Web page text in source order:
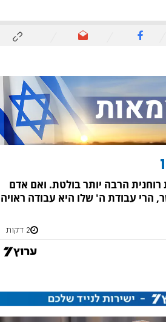
הרבה יותר בולטת. ואם אדם
הרי עבודת ה' שלו היא עבודה ראויה
2 דקות